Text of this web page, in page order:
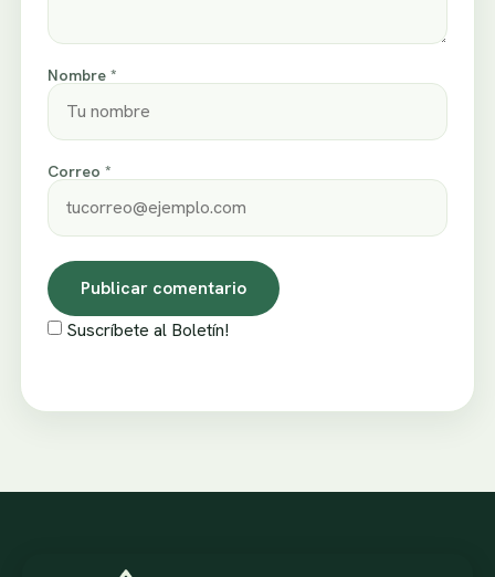
Nombre *
Correo *
Suscríbete al Boletín!